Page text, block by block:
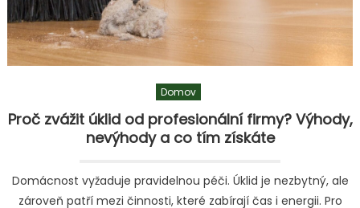
domov
svěžími
přírodními
prvky
Domov
Proč zvážit úklid od profesionální firmy? Výhody,
nevýhody a co tím získáte
Domácnost vyžaduje pravidelnou péči. Úklid je nezbytný, ale
zároveň patří mezi činnosti, které zabírají čas i energii. Pro